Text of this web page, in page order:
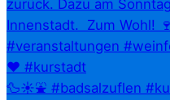
🦆☀️⛲ #badsalzuflen